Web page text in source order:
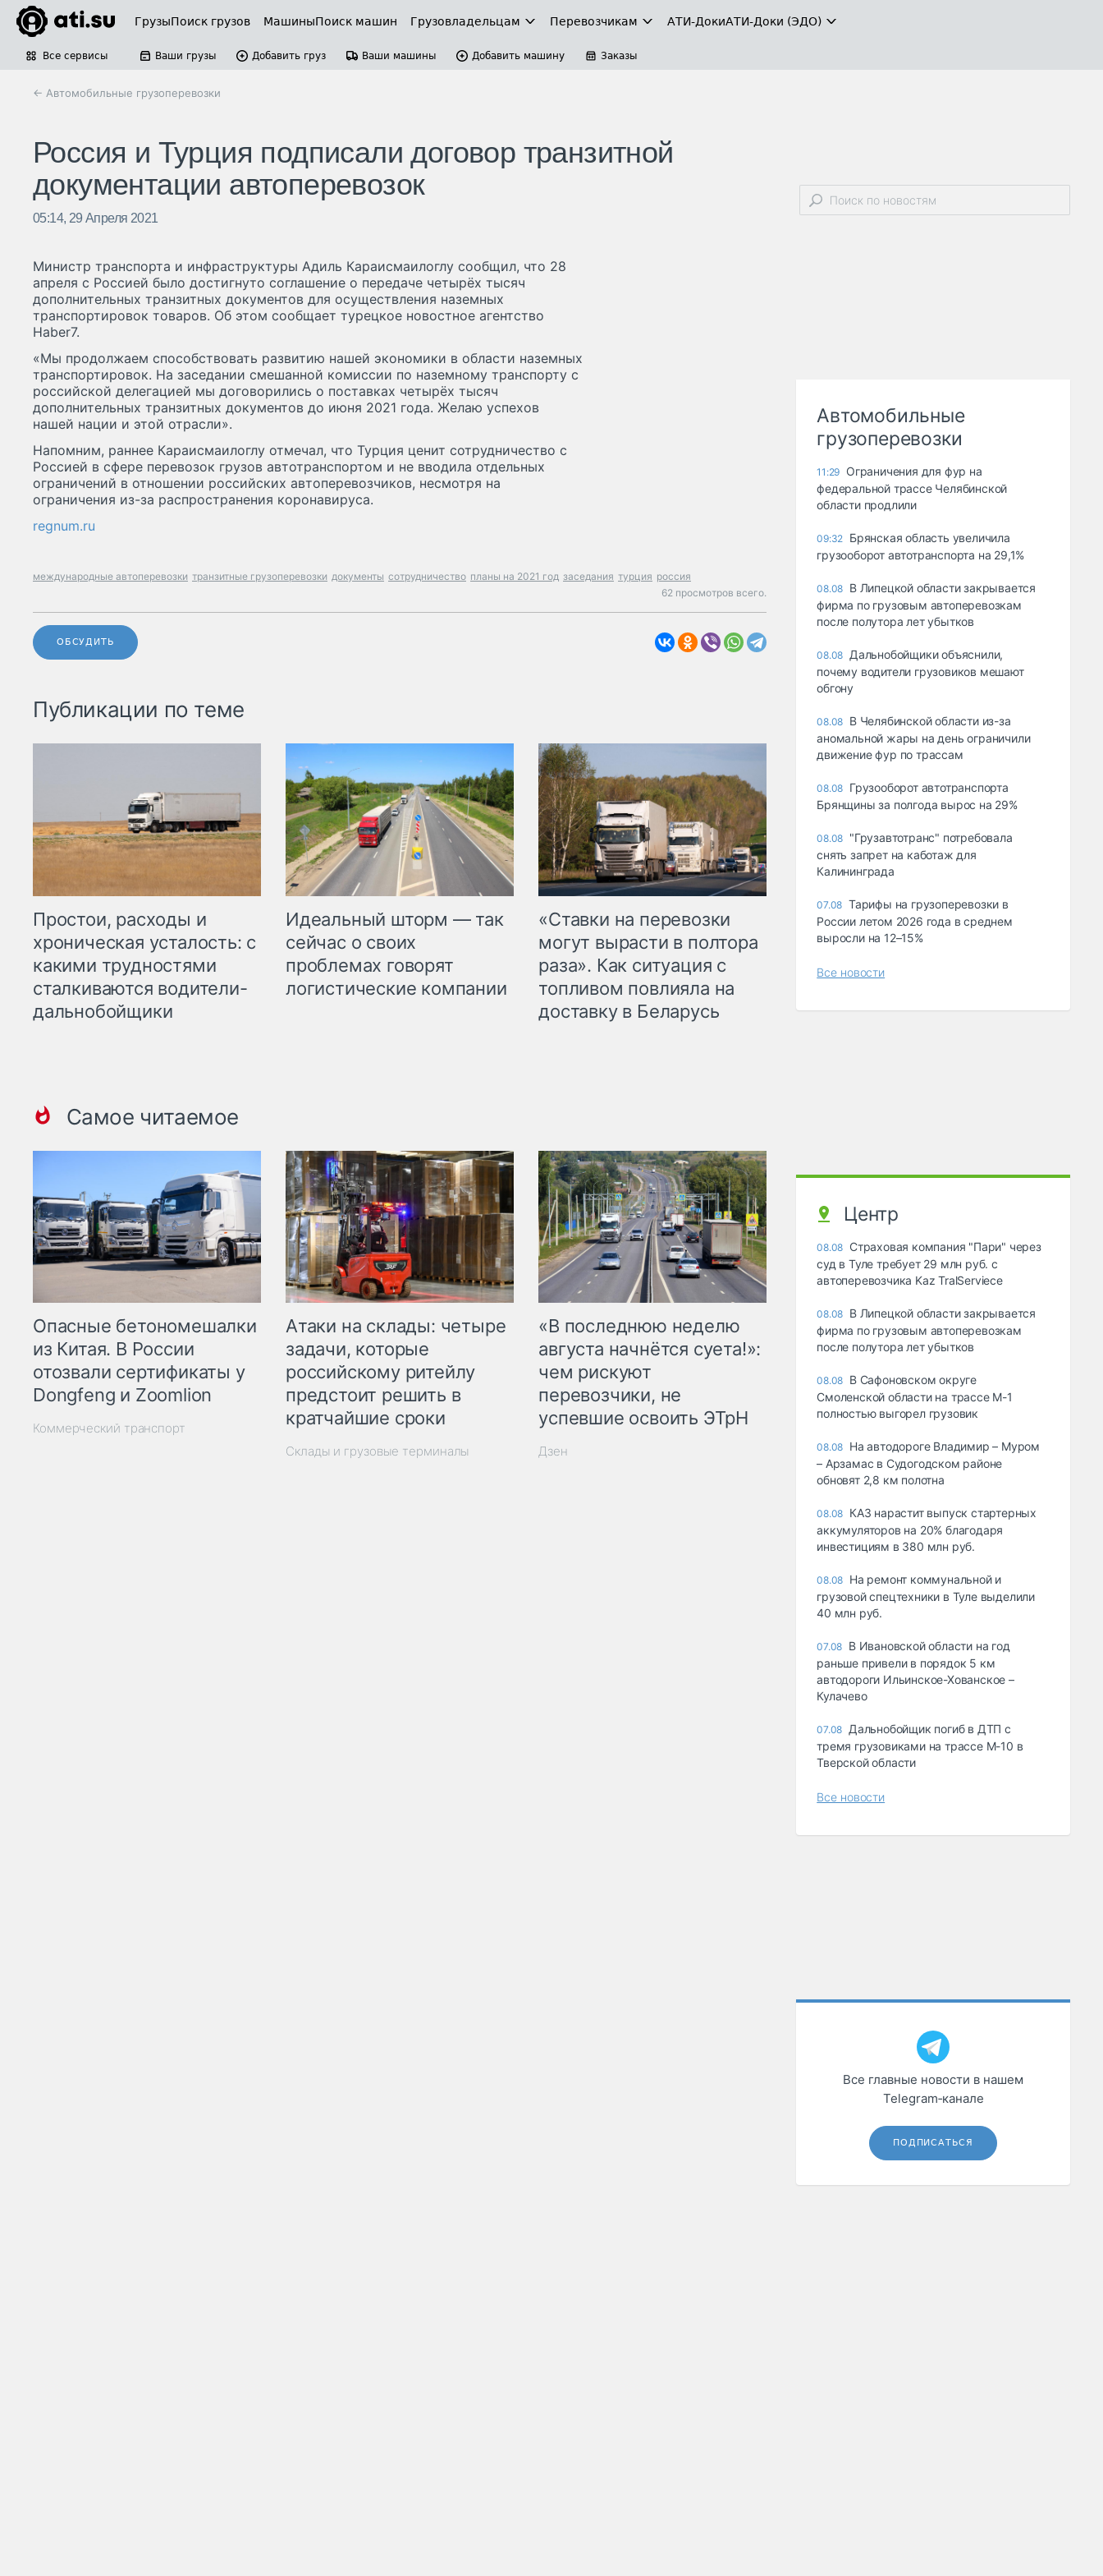
ГрузыПоиск грузов МашиныПоиск машин Грузовладельцам Перевозчикам АТИ-ДокиАТИ-Доки (ЭДО)
Все сервисы Ваши грузы Добавить груз Ваши машины Добавить машину Заказы
← Автомобильные грузоперевозки
Россия и Турция подписали договор транзитной
документации автоперевозок
05:14, 29 Апреля 2021
Министр транспорта и инфраструктуры Адиль Караисмаилоглу сообщил, что 28
апреля с Россией было достигнуто соглашение о передаче четырёх тысяч
дополнительных транзитных документов для осуществления наземных
транспортировок товаров. Об этом сообщает турецкое новостное агентство
Haber7.
«Мы продолжаем способствовать развитию нашей экономики в области наземных
транспортировок. На заседании смешанной комиссии по наземному транспорту с
российской делегацией мы договорились о поставках четырёх тысяч
дополнительных транзитных документов до июня 2021 года. Желаю успехов
нашей нации и этой отрасли».
Напомним, раннее Караисмаилоглу отмечал, что Турция ценит сотрудничество с
Россией в сфере перевозок грузов автотранспортом и не вводила отдельных
ограничений в отношении российских автоперевозчиков, несмотря на
ограничения из-за распространения коронавируса.
regnum.ru
международные автоперевозки транзитные грузоперевозки документы сотрудничество планы на 2021 год заседания турция россия
62 просмотров всего.
ОБСУДИТЬ
Публикации по теме
Простои, расходы и
хроническая усталость: с
какими трудностями
сталкиваются водители-
дальнобойщики
Идеальный шторм — так
сейчас о своих
проблемах говорят
логистические компании
«Ставки на перевозки
могут вырасти в полтора
раза». Как ситуация с
топливом повлияла на
доставку в Беларусь
Самое читаемое
Опасные бетономешалки
из Китая. В России
отозвали сертификаты у
Dongfeng и Zoomlion
Коммерческий транспорт
Атаки на склады: четыре
задачи, которые
российскому ритейлу
предстоит решить в
кратчайшие сроки
Склады и грузовые терминалы
«В последнюю неделю
августа начнётся суета!»:
чем рискуют
перевозчики, не
успевшие освоить ЭТрН
Дзен
Автомобильные
грузоперевозки
11:29 Ограничения для фур на
федеральной трассе Челябинской
области продлили
09:32 Брянская область увеличила
грузооборот автотранспорта на 29,1%
08.08 В Липецкой области закрывается
фирма по грузовым автоперевозкам
после полутора лет убытков
08.08 Дальнобойщики объяснили,
почему водители грузовиков мешают
обгону
08.08 В Челябинской области из-за
аномальной жары на день ограничили
движение фур по трассам
08.08 Грузооборот автотранспорта
Брянщины за полгода вырос на 29%
08.08 "Грузавтотранс" потребовала
снять запрет на каботаж для
Калининграда
07.08 Тарифы на грузоперевозки в
России летом 2026 года в среднем
выросли на 12–15%
Все новости
Центр
08.08 Страховая компания "Пари" через
суд в Туле требует 29 млн руб. с
автоперевозчика Kaz TralServiece
08.08 В Липецкой области закрывается
фирма по грузовым автоперевозкам
после полутора лет убытков
08.08 В Сафоновском округе
Смоленской области на трассе М-1
полностью выгорел грузовик
08.08 На автодороге Владимир – Муром
– Арзамас в Судогодском районе
обновят 2,8 км полотна
08.08 КАЗ нарастит выпуск стартерных
аккумуляторов на 20% благодаря
инвестициям в 380 млн руб.
08.08 На ремонт коммунальной и
грузовой спецтехники в Туле выделили
40 млн руб.
07.08 В Ивановской области на год
раньше привели в порядок 5 км
автодороги Ильинское-Хованское –
Кулачево
07.08 Дальнобойщик погиб в ДТП с
тремя грузовиками на трассе М-10 в
Тверской области
Все новости
Все главные новости в нашем
Telegram‑канале
ПОДПИСАТЬСЯ